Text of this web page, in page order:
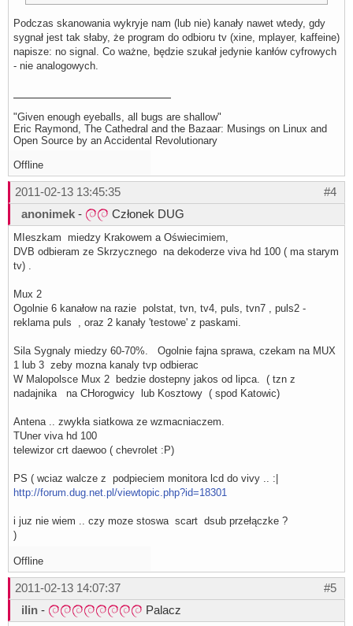
Podczas skanowania wykryje nam (lub nie) kanały nawet wtedy, gdy
sygnał jest tak słaby, że program do odbioru tv (xine, mplayer, kaffeine)
napisze: no signal. Co ważne, będzie szukał jedynie kanłów cyfrowych
- nie analogowych.
"Given enough eyeballs, all bugs are shallow"
Eric Raymond, The Cathedral and the Bazaar: Musings on Linux and
Open Source by an Accidental Revolutionary
Offline
#4
2011-02-13 13:45:35
anonimek - Członek DUG
MIeszkam miedzy Krakowem a Oświecimiem,
DVB odbieram ze Skrzycznego na dekoderze viva hd 100 ( ma starym
tv) .
Mux 2
Ogolnie 6 kanałow na razie polstat, tvn, tv4, puls, tvn7 , puls2 -
reklama puls , oraz 2 kanały 'testowe' z paskami.
Sila Sygnaly miedzy 60-70%. Ogolnie fajna sprawa, czekam na MUX
1 lub 3 zeby mozna kanaly tvp odbierac
W Malopolsce Mux 2 bedzie dostepny jakos od lipca. ( tzn z
nadajnika na CHorogwicy lub Kosztowy ( spod Katowic)
Antena .. zwykła siatkowa ze wzmacniaczem.
TUner viva hd 100
telewizor crt daewoo ( chevrolet :P)
PS ( wciaz walcze z podpieciem monitora lcd do vivy .. :|
http://forum.dug.net.pl/viewtopic.php?id=18301
i juz nie wiem .. czy moze stoswa scart dsub przełączke ?
)
Offline
#5
2011-02-13 14:07:37
ilin - Palacz